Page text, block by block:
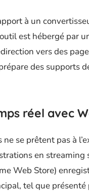
à un
est hébergé par
vers des
des supports
réel avec
se prêtent pas à
en streaming
Web Store)
tel que